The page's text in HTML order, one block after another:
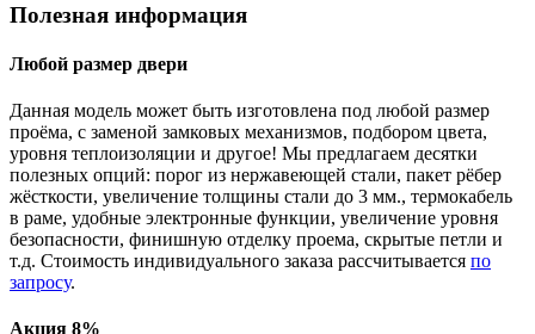
Полезная информация
Любой размер двери
Данная модель может быть изготовлена под любой размер
проёма, с заменой замковых механизмов, подбором цвета,
уровня теплоизоляции и другое! Мы предлагаем десятки
полезных опций: порог из нержавеющей стали, пакет рёбер
жёсткости, увеличение толщины стали до 3 мм., термокабель
в раме, удобные электронные функции, увеличение уровня
безопасности, финишную отделку проема, скрытые петли и
т.д. Стоимость индивидуального заказа рассчитывается по
запросу.
Акция 8%